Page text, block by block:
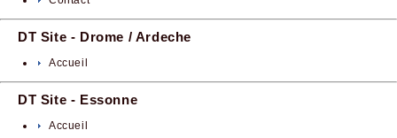
DT Site - Drome / Ardeche
Accueil
DT Site - Essonne
Accueil